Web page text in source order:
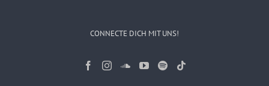
CONNECTE DICH MIT UNS!